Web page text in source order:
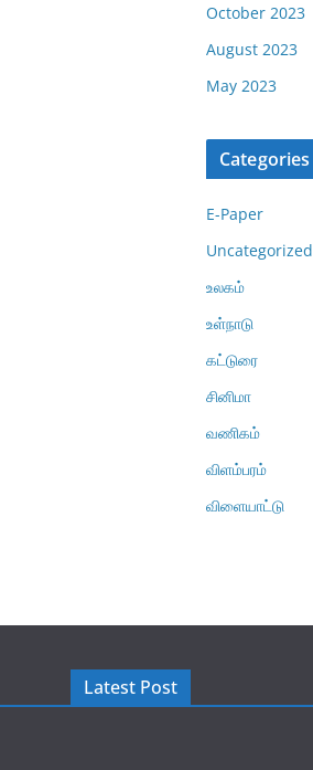
October 2023
August 2023
May 2023
Categories
E-Paper
Uncategorized
உலகம்
உள்நாடு
கட்டுரை
சினிமா
வணிகம்
விளம்பரம்
விளையாட்டு
Latest Post